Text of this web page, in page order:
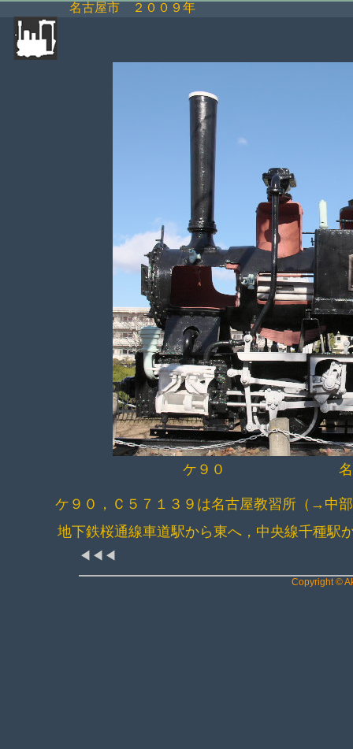
名古屋市 ２００９年
ケ９０ 名古屋市
ケ９０，Ｃ５７１３９は名古屋教習所（→中
地下鉄桜通線車道駅から東へ，中央線千種駅
◀◀◀
Copyright ©